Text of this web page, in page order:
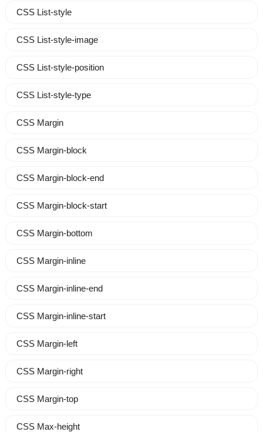
CSS List-style
CSS List-style-image
CSS List-style-position
CSS List-style-type
CSS Margin
CSS Margin-block
CSS Margin-block-end
CSS Margin-block-start
CSS Margin-bottom
CSS Margin-inline
CSS Margin-inline-end
CSS Margin-inline-start
CSS Margin-left
CSS Margin-right
CSS Margin-top
CSS Max-height